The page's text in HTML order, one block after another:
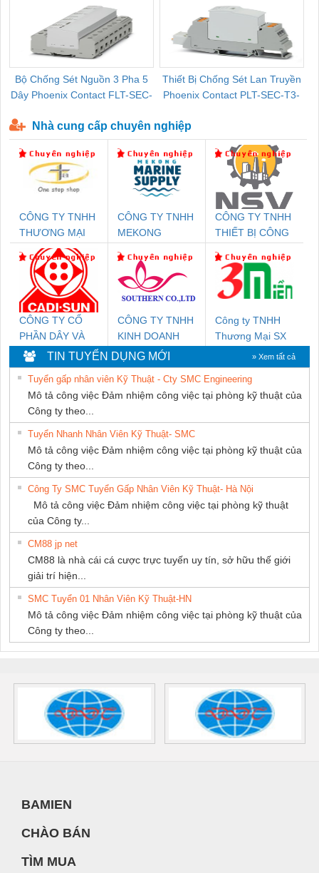
Bộ Chống Sét Nguồn 3 Pha 5
Dây Phoenix Contact FLT-SEC-
Thiết Bị Chống Sét Lan Truyền
Phoenix Contact PLT-SEC-T3-
Nhà cung cấp chuyên nghiệp
CÔNG TY TNHH
THƯƠNG MẠI
THIÊN ÂN VIỆT
NAM
CÔNG TY TNHH
MEKONG
SUPPLY
CÔNG TY TNHH
THIẾT BỊ CÔNG
SETSUBI VIỆT
NAM
CÔNG TY CỔ
PHẦN DÂY VÀ
CÁP ĐIỆN
THƯỢNG ĐÌNH
CÔNG TY TNHH
KINH DOANH
DỊCH VỤ XNK
PHƯƠNG NAM
Công ty TNHH
Thương Mại SX
TIN TUYỂN DỤNG MỚI » Xem tất cả
Tuyển gấp nhân viên Kỹ Thuật - Cty SMC Engineering
Mô tả công việc Đảm nhiệm công việc tại phòng kỹ thuật của
Công ty theo...
Tuyển Nhanh Nhân Viên Kỹ Thuật- SMC
Mô tả công việc Đảm nhiệm công việc tại phòng kỹ thuật của
Công ty theo...
Công Ty SMC Tuyển Gấp Nhân Viên Kỹ Thuật- Hà Nội
Mô tả công việc Đảm nhiệm công việc tại phòng kỹ thuật
của Công ty...
CM88 jp net
CM88 là nhà cái cá cược trực tuyến uy tín, sở hữu thế giới
giải trí hiện...
SMC Tuyển 01 Nhân Viên Kỹ Thuật-HN
Mô tả công việc Đảm nhiệm công việc tại phòng kỹ thuật của
Công ty theo...
BAMIEN
CHÀO BÁN
TÌM MUA